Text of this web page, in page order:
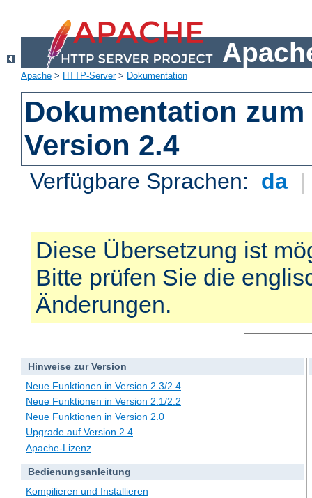
Apache > HTTP-Server> Dokumentation
Dokumentation zum
Version 2.4
Verfügbare Sprachen: da |
Diese Übersetzung ist
Bitte prüfen Sie die
Änderungen.
Hinweise zur Version
Neue Funktionen in Version 2.3/2.4
Neue Funktionen in Version 2.1/2.2
Neue Funktionen in Version 2.0
Upgrade auf Version 2.4
Apache-Lizenz
Bedienungsanleitung
Kompilieren und Installieren